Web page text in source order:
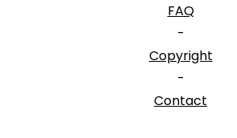
FAQ
-
Copyright
-
Contact